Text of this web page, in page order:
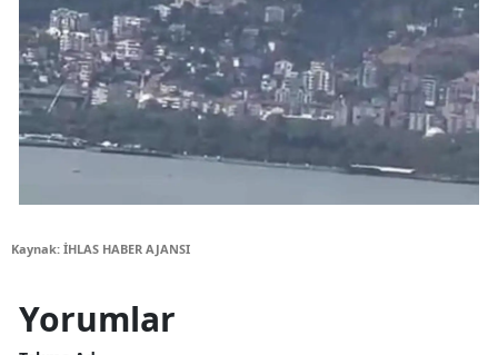
Kaynak: İHLAS HABER AJANSI
Yorumlar